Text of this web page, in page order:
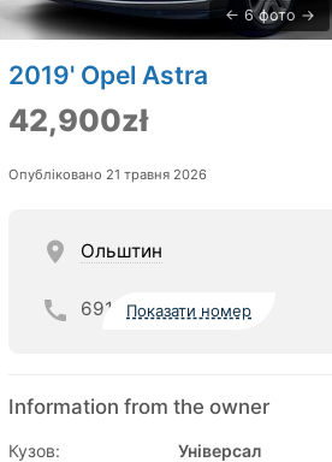
6 фото
2019' Opel Astra
42,900zł
Опубліковано 21 травня 2026
Ольштин
691 Показати номер
Information from the owner
Кузов:
Універсал